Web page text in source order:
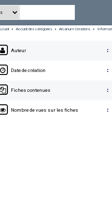
» Accueil des catégories » Arcanum Creations »
Auteur
Date de création :
Fiches contenues
Nombre de vues sur les fiches